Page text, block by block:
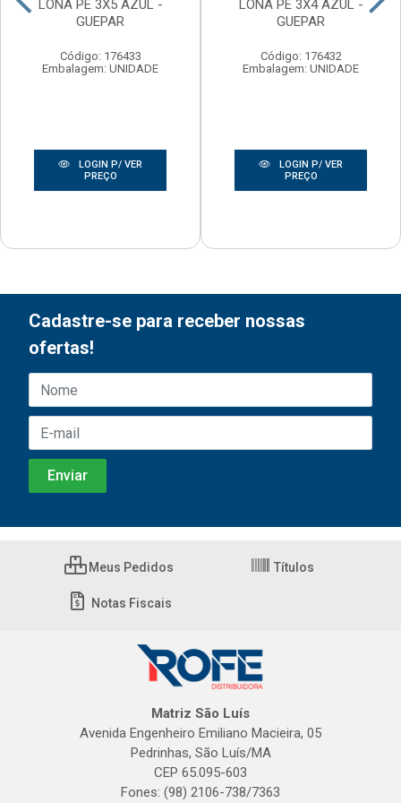
LONA PE 3X5 AZUL -
GUEPAR
Código: 176433
Embalagem: UNIDADE
LOGIN P/ VER
PREÇO
LONA PE 3X4 AZUL -
GUEPAR
Código: 176432
Embalagem: UNIDADE
LOGIN P/ VER
PREÇO
Cadastre-se para receber nossas
ofertas!
Meus Pedidos Títulos
Notas Fiscais
Matriz São Luís
Avenida Engenheiro Emiliano Macieira, 05
Pedrinhas, São Luís/MA
CEP 65.095-603
Fones: (98) 2106-738/7363